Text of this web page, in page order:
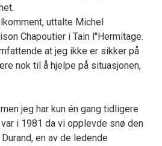
uttalte Michel
Chapoutier i Tain l''Hermitage.
at jeg ikke er sikker på
nok til å hjelpe på situasjonen,
jeg har kun én gang tidligere
i 1981 da vi opplevde snø den
en av de ledende